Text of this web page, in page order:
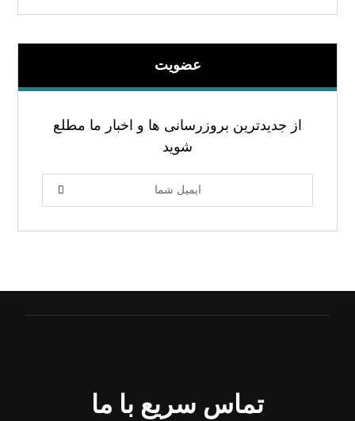
عضویت
از جدیدترین بروزرسانی ها و اخبار ما مطلع
شوید
تماس سریع با ما